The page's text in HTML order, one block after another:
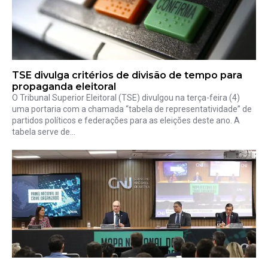
TSE divulga critérios de divisão de tempo para
propaganda eleitoral
O Tribunal Superior Eleitoral (TSE) divulgou na terça-feira (4)
uma portaria com a chamada “tabela de representatividade” de
partidos políticos e federações para as eleições deste ano. A
tabela serve de...